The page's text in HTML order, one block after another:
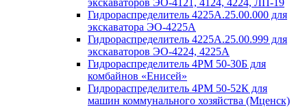
Гидрораспределитель 4225А.25.00.000 для
экскаватора ЭО-4225А
Гидрораспределитель 4225А.25.00.999 для
экскаваторов ЭО-4224, 4225А
Гидрораспределитель 4РМ 50-30Б для
комбайнов «Енисей»
Гидрораспределитель 4РМ 50-52К для
машин коммунального хозяйства (Мценск)